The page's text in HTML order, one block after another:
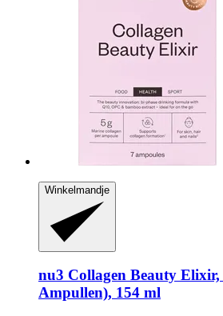
Winkelmandje
nu3 Collagen Beauty
Ampullen), 154 ml